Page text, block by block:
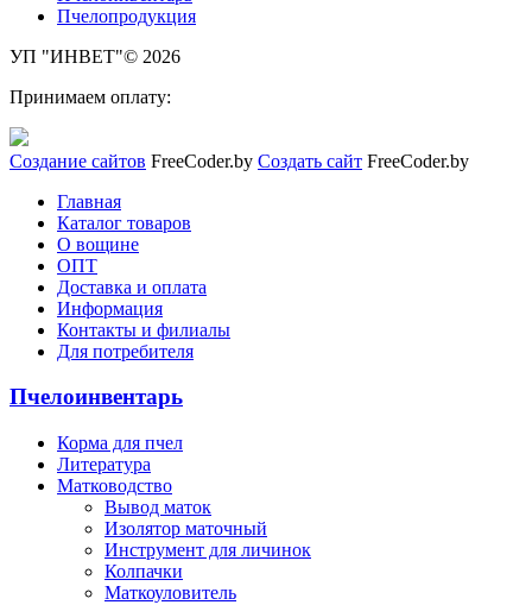
Пчелопродукция
УП "ИНВЕТ"© 2026
Принимаем оплату:
Создание сайтов FreeCoder.by Создать сайт FreeCoder.by
Главная
Каталог товаров
О вощине
ОПТ
Доставка и оплата
Информация
Контакты и филиалы
Для потребителя
Пчелоинвентарь
Корма для пчел
Литература
Матководство
Вывод маток
Изолятор маточный
Инструмент для личинок
Колпачки
Маткоуловитель